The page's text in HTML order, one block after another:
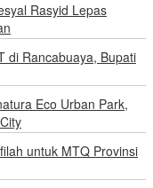
Rasyid Lepas
di Rancabuaya, Bupati
Eco Urban Park,
untuk MTQ Provinsi